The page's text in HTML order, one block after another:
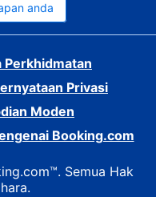
anda
Perkhidmatan
Privasi
Moden
Booking.com
Semua Hak